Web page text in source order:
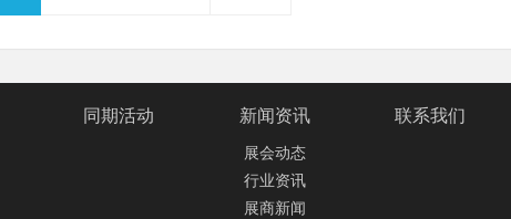
同期活动 新闻资讯
展会动态
行业资讯
展商新闻
联系我们